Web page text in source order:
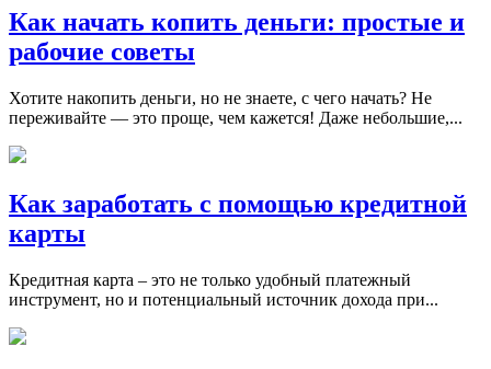
Как начать копить деньги: простые и
рабочие советы
Хотите накопить деньги, но не знаете, с чего начать? Не
переживайте — это проще, чем кажется! Даже небольшие,...
Как заработать с помощью кредитной
карты
Кредитная карта – это не только удобный платежный
инструмент, но и потенциальный источник дохода при...